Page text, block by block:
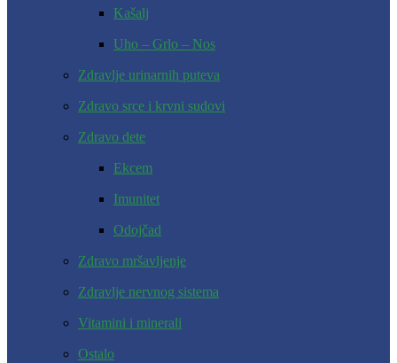
Kašalj
Uho – Grlo – Nos
Zdravlje urinarnih puteva
Zdravo srce i krvni sudovi
Zdravo dete
Ekcem
Imunitet
Odojčad
Zdravo mršavljenje
Zdravlje nervnog sistema
Vitamini i minerali
Ostalo